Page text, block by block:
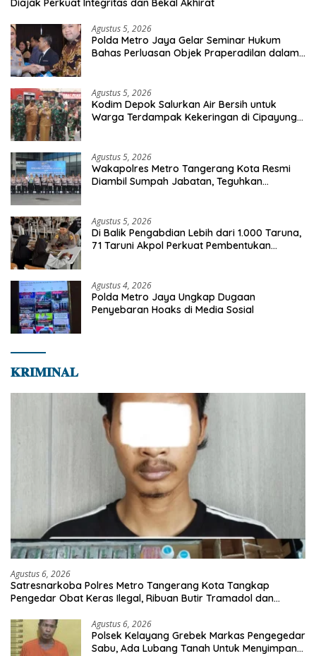
Diajak Perkuat Integritas dan Bekal Akhirat
Agustus 5, 2026
Polda Metro Jaya Gelar Seminar Hukum
Bahas Perluasan Objek Praperadilan dalam
Agustus 5, 2026
Kodim Depok Salurkan Air Bersih untuk
Warga Terdampak Kekeringan di Cipayung
Agustus 5, 2026
Wakapolres Metro Tangerang Kota Resmi
Diambil Sumpah Jabatan, Teguhkan
Agustus 5, 2026
Di Balik Pengabdian Lebih dari 1.000 Taruna,
71 Taruni Akpol Perkuat Pembentukan
Agustus 4, 2026
Polda Metro Jaya Ungkap Dugaan
Penyebaran Hoaks di Media Sosial
𝐊𝐑𝐈𝐌𝐈𝐍𝐀𝐋
Agustus 6, 2026
Satresnarkoba Polres Metro Tangerang Kota Tangkap
Pengedar Obat Keras Ilegal, Ribuan Butir Tramadol dan
Agustus 6, 2026
Polsek Kelayang Grebek Markas Pengegedar
Sabu, Ada Lubang Tanah Untuk Menyimpan